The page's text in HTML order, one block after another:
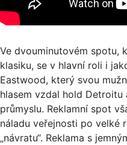
Ve dvouminutovém spotu,
klasiku, se v hlavní roli i
Eastwood, který svou
hlasem vzdal hold
průmyslu. Reklamní spot
náladu veřejnosti po velké
„návratu“. Reklama s